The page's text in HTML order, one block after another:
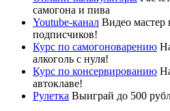
самогона и пива
Youtube-канал Видео мастер
подписчиков!
Курс по самогоноварению
алкоголь с нуля!
Курс по консервированию
автоклаве!
Рулетка Выиграй до 500